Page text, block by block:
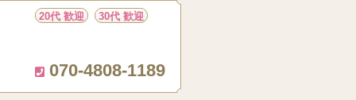
20代 歓迎 30代 歓迎
070-4808-1189